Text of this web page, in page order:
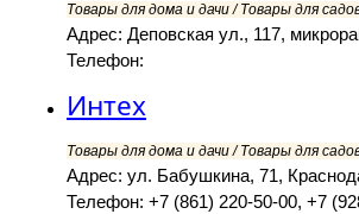
Товары для дома и дачи / Товары для
Адрес: Деповская ул., 117,
Телефон:
Интех
Товары для дома и дачи / Товары для
Адрес: ул. Бабушкина, 71,
Телефон: +7 (861) 220-50-00, +7